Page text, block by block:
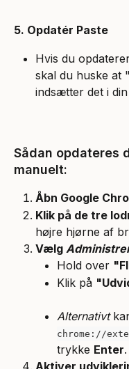
5. Opdatér Paste
Hvis du
skal du huske at
indsætter det i din
Sådan opdateres
manuelt:
Åbn Google
Klik på de tre
højre hjørne af
Vælg
Hold over
Klik på
Alternativt
chrome://
trykke Enter.